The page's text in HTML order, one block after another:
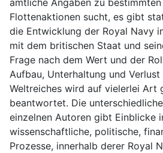
Flottenaktionen sucht, es gibt
die Entwicklung der Royal Navy
mit dem britischen Staat und
Frage nach dem Wert und der
Aufbau, Unterhaltung und
Weltreiches wird auf vielerlei Art
beantwortet. Die
einzelnen Autoren gibt Einblicke
wissenschaftliche, politische,
Prozesse, innerhalb derer Royal